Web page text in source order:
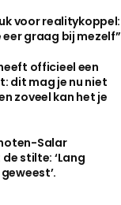
voor realitykoppel:
eer graag bij mezelf”
officieel een
dit mag je nu niet
zoveel kan het je
Salar
stilte: ‘Lang